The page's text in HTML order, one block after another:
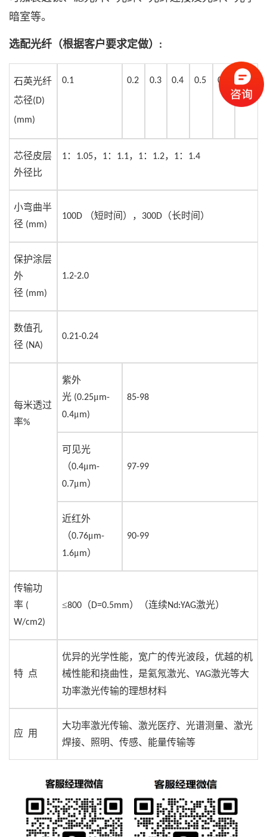
暗室等。
选配光纤（根据客户要求定做） :
石英光纤
芯径(D)
(mm)
0.1 0.2 0.3 0.4 0.5 0.6 0.8
芯径皮层
外径比
1： 1.05， 1： 1.1， 1： 1.2， 1： 1.4
小弯曲半
径 (mm)
100D （短时间）， 300D （长时间）
保护涂层
外
径 (mm)
1.2-2.0
数值孔
径 (NA)
0.21-0.24
每米透过
率%
紫外
光 (0.25μm-
0.4μm)
85-98
可见光
（0.4μm-
0.7μm）
97-99
近红外
（0.76μm-
1.6μm）
90-99
传输功
率 (
W/cm2)
≤800 （D=0.5mm）（连续Nd:YAG激光）
特 点
优异的光学性能，宽广的传光波段，优越的机
械性能和挠曲性，是氦氖激光、 YAG激光等大
功率激光传输的理想材料
应 用
大功率激光传输、激光医疗、光谱测量、激光
焊接、照明、传感、能量传输等